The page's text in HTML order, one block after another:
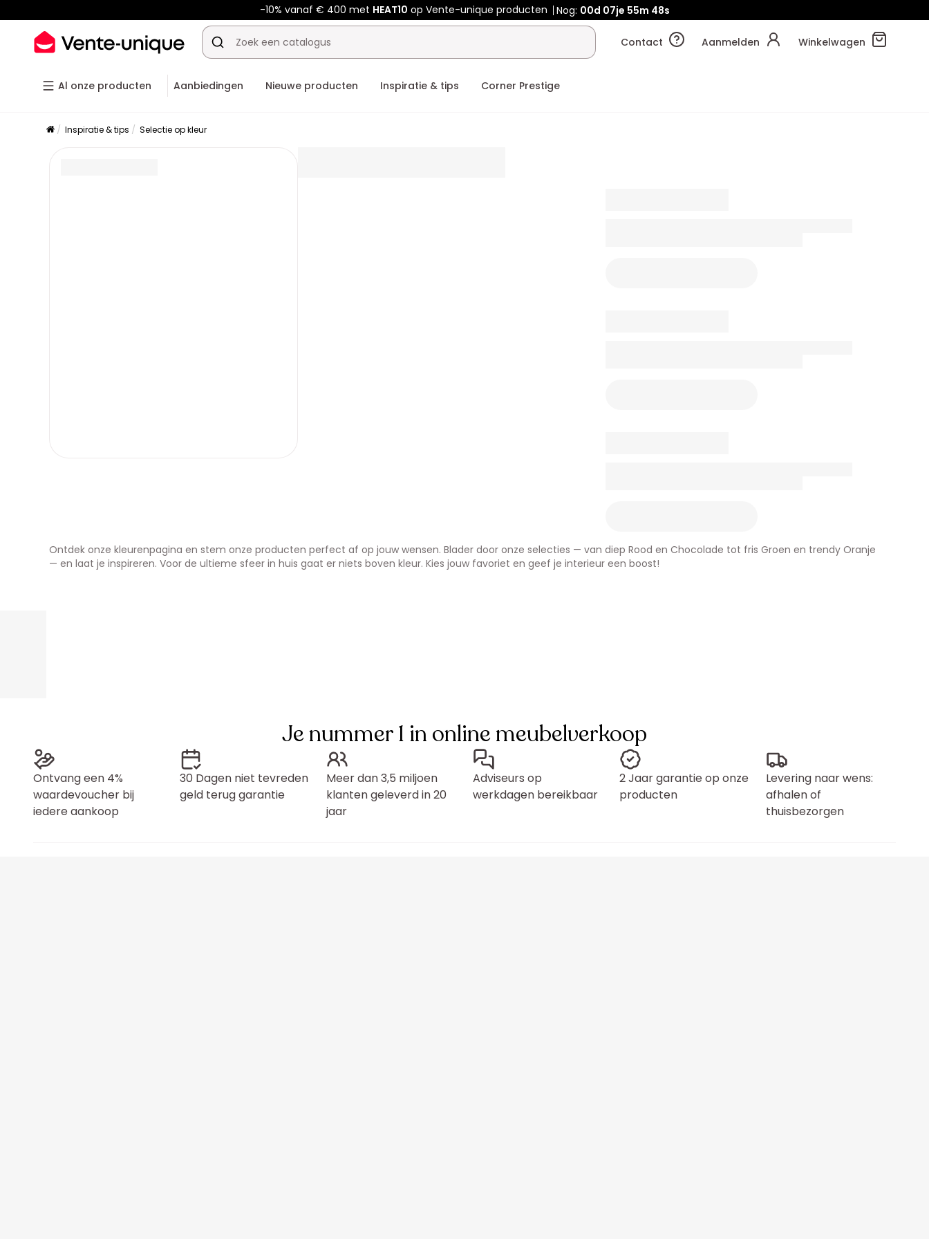
-10% vanaf € 400 met HEAT10 op Vente-unique producten Nog: 00d 07je 55m 47s
Contact Aanmelden Winkelwagen
Al onze producten Aanbiedingen Nieuwe producten Inspiratie & tips Corner Prestige
Inspiratie & tips Selectie op kleur
Ontdek onze kleurenpagina en stem onze producten perfect af op jouw wensen. Blader door onze selecties — van diep Rood en Chocolade tot fris Groen en trendy Oranje
— en laat je inspireren. Voor de ultieme sfeer in huis gaat er niets boven kleur. Kies jouw favoriet en geef je interieur een boost!
Je nummer 1 in online meubelverkoop
Ontvang een 4%
waardevoucher bij
iedere aankoop
30 Dagen niet tevreden
geld terug garantie
Meer dan 3,5 miljoen
klanten geleverd in 20
jaar
Adviseurs op
werkdagen bereikbaar
2 Jaar garantie op onze
producten
Levering naar wens:
afhalen of
thuisbezorgen